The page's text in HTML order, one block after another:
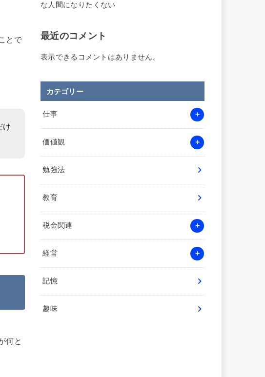
とで
け
何と
な人間になりたくない
最近のコメント
表示できるコメントはありません。
カテゴリー
仕事
価値観
勉強法
教育
税金関連
経営
記憶
趣味